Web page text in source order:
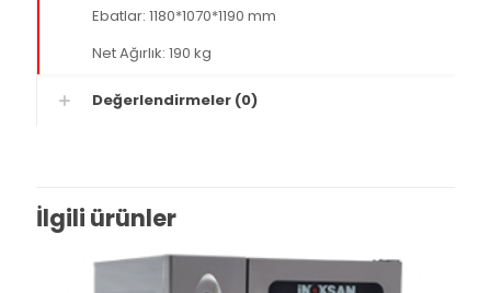
Ebatlar: 1180*1070*1190 mm
Net Ağırlık: 190 kg
Değerlendirmeler (0)
İlgili ürünler